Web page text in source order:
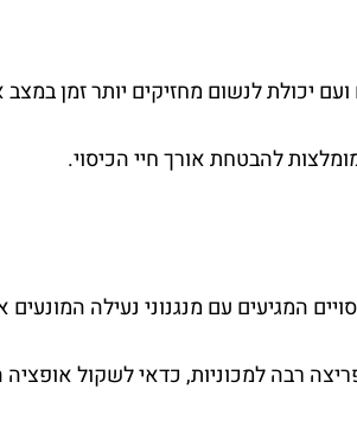
יכולת לנשום מחזיקים יותר זמן
להבטחת אורך חיי הכיסוי.
המגיעים עם מנגנוני נעילה
רבה למכוניות, כדאי לשקול אופציה